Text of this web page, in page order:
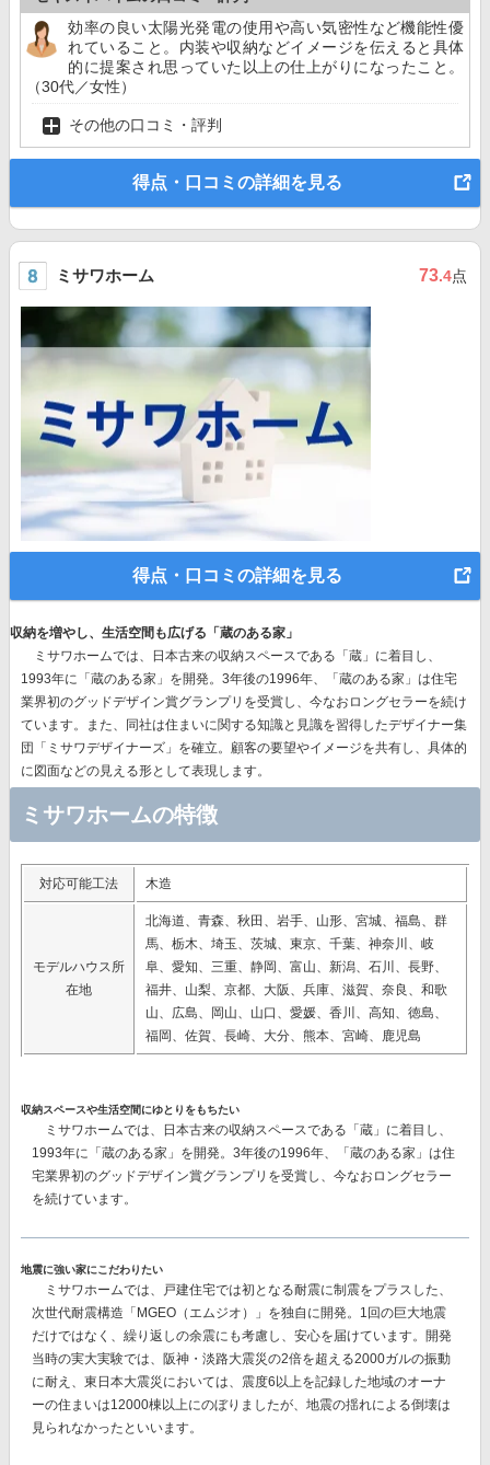
効率の良い太陽光発電の使用や高い気密性など機能性優
れていること。内装や収納などイメージを伝えると具体
的に提案され思っていた以上の仕上がりになったこと。
（30代／女性）
その他の口コミ・評判
得点・口コミの詳細を見る
ミサワホーム 73.4点
得点・口コミの詳細を見る
収納を増やし、生活空間も広げる「蔵のある家」
ミサワホームでは、
日本古来の収納スペースである「蔵」に着目 し、
1993年に「蔵のある家」を開発。3年後の1996年、
「蔵のある家」は住宅
業界初のグッドデザイン賞グランプリを受賞し、今なおロングセラーを続け
ています。また、同社は住まいに関する知識と見識を習得したデザイナー集
団「ミサワデザイナーズ」を確立。顧客の要望やイメージを共有し、具体的
に図面などの見える形として表現します。
ミサワホームの特徴
対応可能工法 木造
モデルハウス所
在地
北海道、青森、秋田、岩手、山形、宮城、福島、群
馬、栃木、埼玉、茨城、東京、千葉、神奈川、岐
阜、愛知、三重、静岡、富山、新潟、石川、長野、
福井、山梨、京都、大阪、兵庫、滋賀、奈良、和歌
山、広島、岡山、山口、愛媛、香川、高知、徳島、
福岡、佐賀、長崎、大分、熊本、宮崎、鹿児島
収納スペースや生活空間にゆとりをもちたい
ミサワホームでは、日本古来の収納スペースである「蔵」に着目し、
1993年に「蔵のある家」を開発。3年後の1996年、「蔵のある家」は住
宅業界初のグッドデザイン賞グランプリを受賞し、今なおロングセラー
を続けています。
地震に強い家にこだわりたい
ミサワホームでは、戸建住宅では初となる耐震に制震をプラスした、
次世代耐震構造「MGEO（エムジオ）」を独自に開発。 1回の巨大地震
だけではなく、繰り返しの余震にも考慮し、安心を届けています。開発
当時の実大実験では、阪神・淡路大震災の2倍を超える2000ガルの振動
に耐え、東日本大震災においては、震度6以上を記録した地域のオーナ
ーの住まいは12000棟以上にのぼりましたが、地震の揺れによる倒壊は
見られなかったといいます。